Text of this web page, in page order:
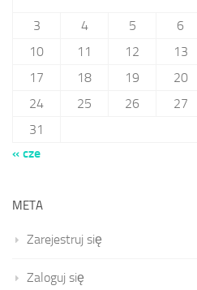
3
4 5 6
10
11 12 13
17
18 19 20
24
25 26 27
31
« cze
META
Zarejestruj się
Zaloguj się